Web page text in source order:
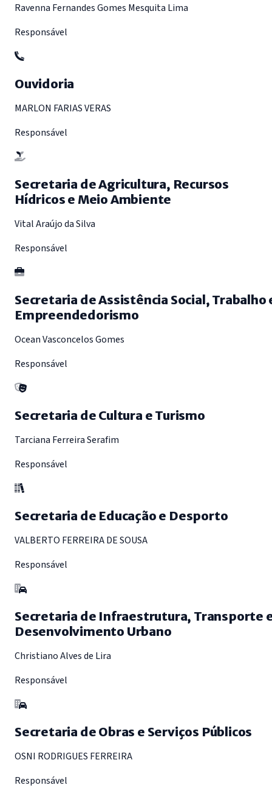
Ravenna Fernandes Gomes Mesquita Lima
Responsável
Ouvidoria
MARLON FARIAS VERAS
Responsável
Secretaria de Agricultura, Recursos
Hídricos e Meio Ambiente
Vital Araújo da Silva
Responsável
Secretaria de Assistência Social, Trabalho
Empreendedorismo
Ocean Vasconcelos Gomes
Responsável
Secretaria de Cultura e Turismo
Tarciana Ferreira Serafim
Responsável
Secretaria de Educação e Desporto
VALBERTO FERREIRA DE SOUSA
Responsável
Secretaria de Infraestrutura, Transporte
Desenvolvimento Urbano
Christiano Alves de Lira
Responsável
Secretaria de Obras e Serviços Públicos
OSNI RODRIGUES FERREIRA
Responsável